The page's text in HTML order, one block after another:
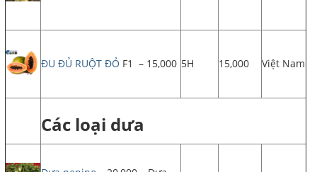
ĐU ĐỦ RUỘT ĐỎ F1 – 15,000 5H 15,000 Việt Nam
Các loại dưa